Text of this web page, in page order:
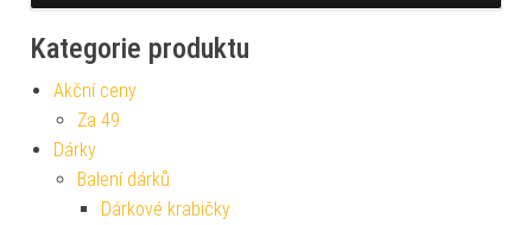
Kategorie produktu
Akční ceny
Za 49
Dárky
Balení dárků
Dárkové krabičky